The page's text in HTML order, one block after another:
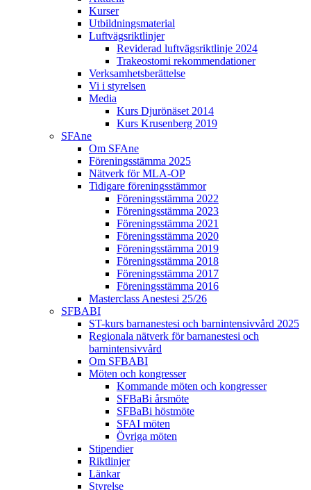
Kurser
Utbildningsmaterial
Luftvägsriktlinjer
Reviderad luftvägsriktlinje 2024
Trakeostomi rekommendationer
Verksamhetsberättelse
Vi i styrelsen
Media
Kurs Djurönäset 2014
Kurs Krusenberg 2019
SFAne
Om SFAne
Föreningsstämma 2025
Nätverk för MLA-OP
Tidigare föreningsstämmor
Föreningsstämma 2022
Föreningsstämma 2023
Föreningsstämma 2021
Föreningsstämma 2020
Föreningsstämma 2019
Föreningsstämma 2018
Föreningsstämma 2017
Föreningsstämma 2016
Masterclass Anestesi 25/26
SFBABI
ST-kurs barnanestesi och barnintensivvård 2025
Regionala nätverk för barnanestesi och
barnintensivvård
Om SFBABI
Möten och kongresser
Kommande möten och kongresser
SFBaBi årsmöte
SFBaBi höstmöte
SFAI möten
Övriga möten
Stipendier
Riktlinjer
Länkar
Styrelse